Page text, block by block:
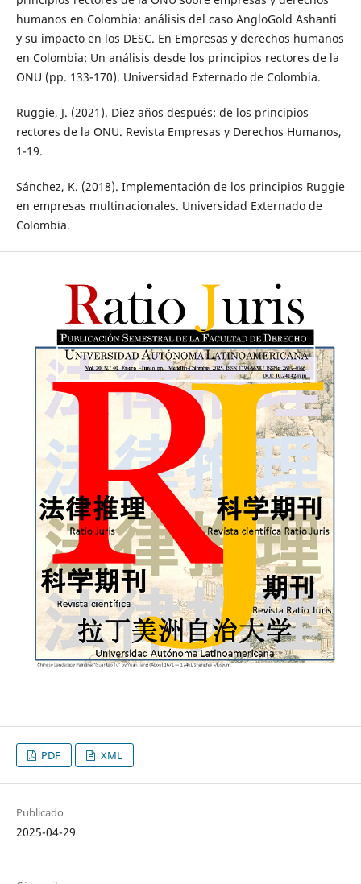
humanos en Colombia: análisis del caso AngloGold Ashanti
y su impacto en los DESC. En Empresas y derechos humanos
en Colombia: Un análisis desde los principios rectores de la
ONU (pp. 133-170). Universidad Externado de Colombia.
Ruggie, J. (2021). Diez años después: de los principios
rectores de la ONU. Revista Empresas y Derechos Humanos,
1-19.
Sánchez, K. (2018). Implementación de los principios Ruggie
en empresas multinacionales. Universidad Externado de
Colombia.
PDF XML
Publicado
2025-04-29